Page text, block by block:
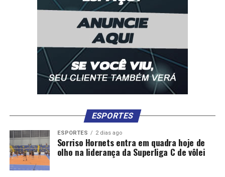
ESPORTES
ESPORTES 2 dias ago
Sorriso Hornets entra em quadra hoje de
olho na liderança da Superliga C de vôlei